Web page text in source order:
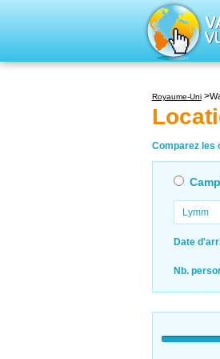
Royaume-Uni
Comparez les
Date
Nb.